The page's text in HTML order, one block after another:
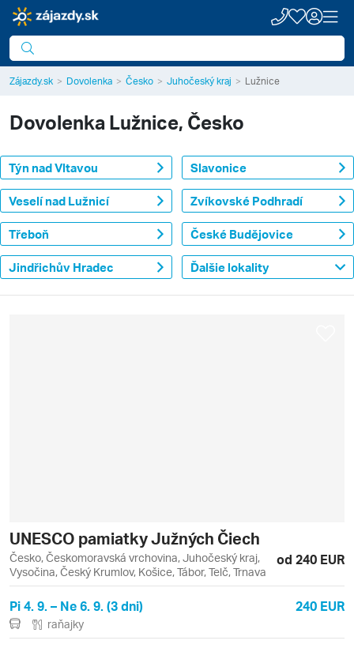
Zájazdy.sk Dovolenka Česko Juhočeský kraj Lužnice
Dovolenka Lužnice, Česko
Týn nad Vltavou Slavonice
Veselí nad Lužnicí Zvíkovské Podhradí
Třeboň České Budějovice
Jindřichův Hradec Ďalšie lokality
UNESCO pamiatky Južných Čiech
Česko, Českomoravská vrchovina, Juhočeský kraj,
Vysočina, Český Krumlov, Košice, Tábor, Telč, Trnava
od 240 EUR
Pi 4. 9. – Ne 6. 9. (3 dni) 240 EUR
raňajky